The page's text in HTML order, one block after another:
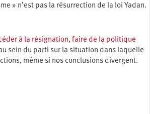
» n’est pas la résurrection de la loi Yadan.
à la résignation, faire de la politique
sein du parti sur la situation dans laquelle
même si nos conclusions divergent.